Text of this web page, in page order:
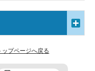
ップページへ戻る